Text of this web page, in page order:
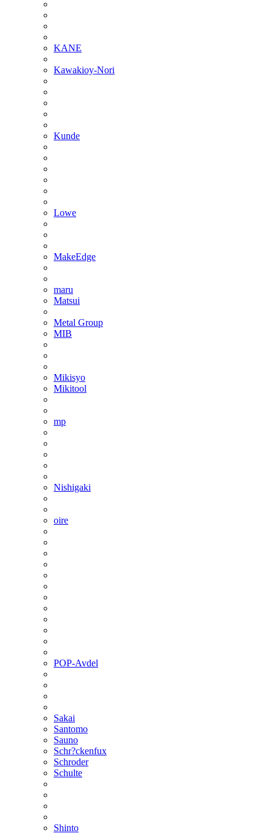
KANE
Kawakioy-Nori
Kunde
Lowe
MakeEdge
maru
Matsui
Metal Group
MIB
Mikisyo
Mikitool
mp
Nishigaki
oire
POP-Avdel
Sakai
Santomo
Sauno
Schr?ckenfux
Schroder
Schulte
Shinto